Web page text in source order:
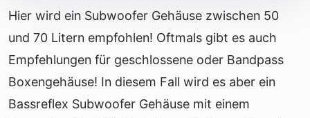
Hier wird ein Subwoofer Gehäuse zwischen 50
und 70 Litern empfohlen! Oftmals gibt es auch
Empfehlungen für geschlossene oder Bandpass
Boxengehäuse! In diesem Fall wird es aber ein
Bassreflex Subwoofer Gehäuse mit einem